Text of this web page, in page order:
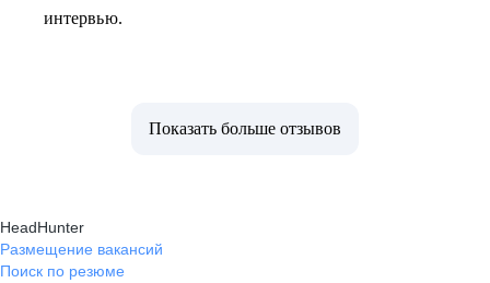
интервью.
Показать больше отзывов
HeadHunter
Размещение вакансий
Поиск по резюме